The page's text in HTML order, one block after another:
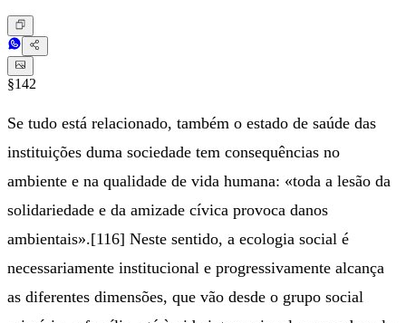
§142
Se tudo está relacionado, também o estado de saúde das
instituições duma sociedade tem consequências no
ambiente e na qualidade de vida humana: «toda a lesão da
solidariedade e da amizade cívica provoca danos
ambientais».[116] Neste sentido, a ecologia social é
necessariamente institucional e progressivamente alcança
as diferentes dimensões, que vão desde o grupo social